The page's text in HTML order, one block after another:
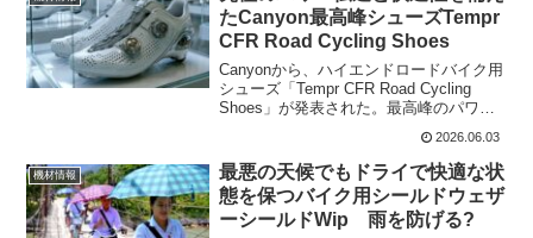
たCanyon最高峰シューズTempr
CFR Road Cycling Shoes
Canyonから、ハイエンドロードバイク用
シューズ「Tempr CFR Road Cycling
Shoes」が発表された。最高峰のパワー
伝達と長時間の快適性を追求したプロ仕
様のモデルで、CFR（Canyon Factory
Racing）...
2026.06.03
機材情報
最悪の天候でもドライで快適な状
態を保つバイク用シールドウェザ
ーシールドWip 雨を防げる?